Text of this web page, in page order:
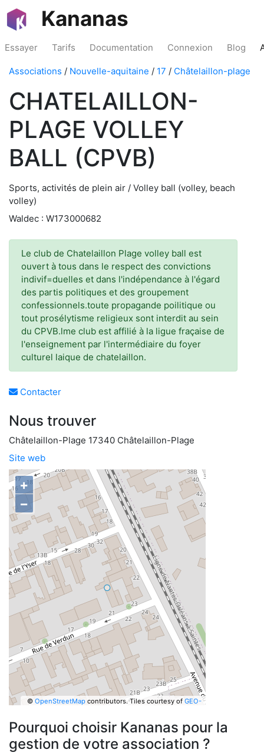
Kananas
Essayer Tarifs Documentation Connexion Blog
Associations / Nouvelle-aquitaine / 17 / Châtelaillon-plage
CHATELAILLON-
PLAGE VOLLEY
BALL (CPVB)
Sports, activités de plein air / Volley ball (volley, beach
volley)
Waldec : W173000682
Le club de Chatelaillon Plage volley ball est
ouvert à tous dans le respect des convictions
indivif=duelles et dans l'indépendance à l'égard
des partis politiques et des groupement
confessionnels.toute propagande poilitique ou
tout prosélytisme religieux sont interdit au sein
du CPVB.lme club est affilié à la ligue fraçaise de
l'enseignement par l'intermédiaire du foyer
culturel laique de chatelaillon.
Contacter
Nous trouver
Châtelaillon-Plage 17340 Châtelaillon-Plage
Site web
+
−
© OpenStreetMapcontributors. Tiles courtesy of GEO-
Pourquoi choisir Kananas pour la
gestion de votre association ?